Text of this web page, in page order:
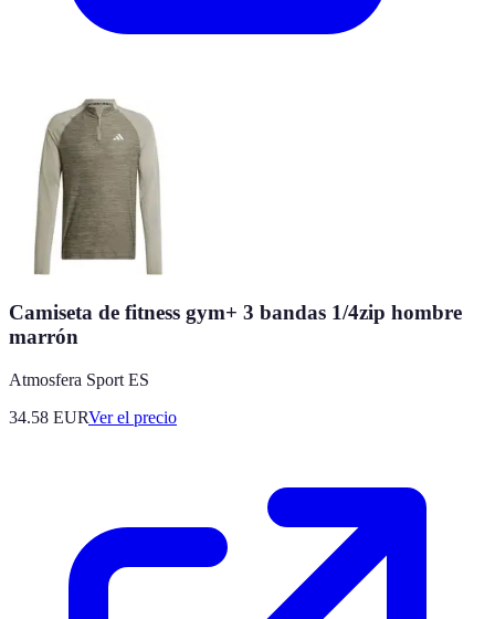
Camiseta de fitness gym+ 3 bandas 1/4zip hombre
marrón
Atmosfera Sport ES
34.58 EURVer el precio